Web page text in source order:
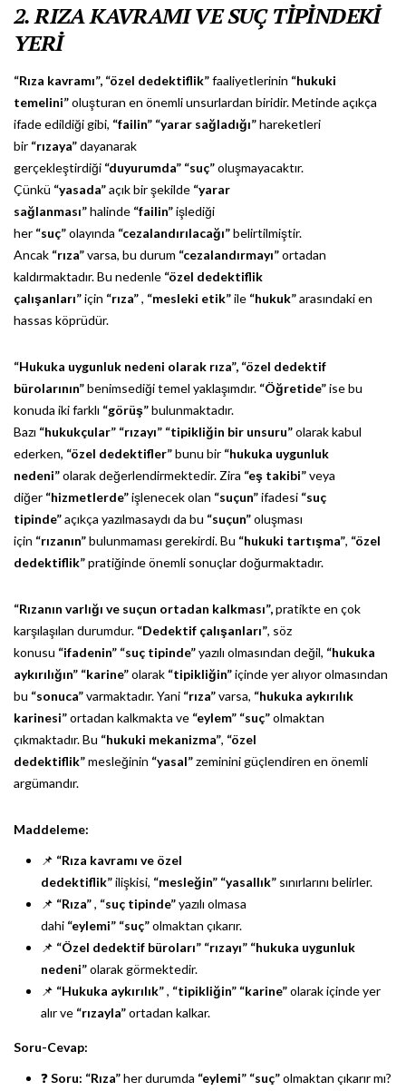
2. RIZA KAVRAMI VE SUÇ TİPİNDEKİ
YERİ
“Rıza kavramı”, “özel dedektiflik”faaliyetlerinin “hukuki
temelini”oluşturan en önemli unsurlardan biridir. Metinde açıkça
ifade edildiği gibi, “failin” “yarar sağladığı”hareketleri
bir “rızaya”dayanarak
gerçekleştirdiği “duyurumda” “suç”oluşmayacaktır.
Çünkü “yasada”açık bir şekilde “yarar
sağlanması”halinde “failin”işlediği
her “suç”olayında “cezalandırılacağı”belirtilmiştir.
Ancak “rıza”varsa, bu durum “cezalandırmayı”ortadan
kaldırmaktadır. Bu nedenle “özel dedektiflik
çalışanları”için “rıza”, “mesleki etik”ile “hukuk”arasındaki en
hassas köprüdür.
“Hukuka uygunluk nedeni olarak rıza”, “özel dedektif
bürolarının”benimsediği temel yaklaşımdır. “Öğretide”ise bu
konuda iki farklı “görüş”bulunmaktadır.
Bazı “hukukçular” “rızayı” “tipikliğin bir unsuru”olarak kabul
ederken, “özel dedektifler”bunu bir “hukuka uygunluk
nedeni”olarak değerlendirmektedir. Zira “eş takibi”veya
diğer “hizmetlerde”işlenecek olan “suçun”ifadesi “suç
tipinde”açıkça yazılmasaydı da bu “suçun”oluşması
için “rızanın”bulunmaması gerekirdi. Bu “hukuki tartışma”, “özel
dedektiflik”pratiğinde önemli sonuçlar doğurmaktadır.
“Rızanın varlığı ve suçun ortadan kalkması”,pratikte en çok
karşılaşılan durumdur. “Dedektif çalışanları”, söz
konusu “ifadenin” “suç tipinde”yazılı olmasından değil, “hukuka
aykırılığın” “karine”olarak “tipikliğin”içinde yer alıyor olmasından
bu “sonuca”varmaktadır. Yani “rıza”varsa, “hukuka aykırılık
karinesi”ortadan kalkmakta ve “eylem” “suç”olmaktan
çıkmaktadır. Bu “hukuki mekanizma”, “özel
dedektiflik”mesleğinin “yasal”zeminini güçlendiren en önemli
argümandır.
Maddeleme:
📌 “Rıza kavramı ve özel
dedektiflik”ilişkisi, “mesleğin” “yasallık” sınırlarını belirler.
📌 “Rıza”, “suç tipinde”yazılı olmasa
dahi “eylemi” “suç”olmaktan çıkarır.
📌 “Özel dedektif büroları” “rızayı” “hukuka uygunluk
nedeni”olarak görmektedir.
📌 “Hukuka aykırılık”, “tipikliğin” “karine”olarak içinde yer
alır ve “rızayla”ortadan kalkar.
Soru-Cevap:
❓Soru: “Rıza”her durumda “eylemi” “suç”olmaktan çıkarır mı?